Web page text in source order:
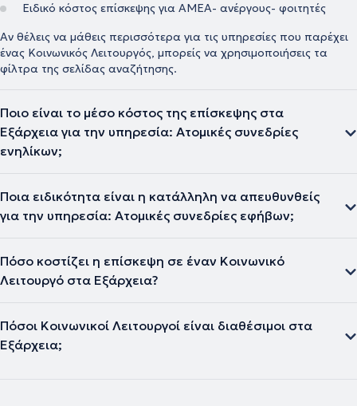
Ειδικό κόστος επίσκεψης για ΑΜΕΑ- ανέργους- φοιτητές
Αν θέλεις να μάθεις περισσότερα για τις υπηρεσίες που παρέχει
ένας Κοινωνικός Λειτουργός, μπορείς να χρησιμοποιήσεις τα
φίλτρα της σελίδας αναζήτησης.
Ποιο είναι το μέσο κόστος της επίσκεψης στα
Εξάρχεια για την υπηρεσία: Ατομικές συνεδρίες
ενηλίκων;
Ποια ειδικότητα είναι η κατάλληλη να απευθυνθείς
για την υπηρεσία: Ατομικές συνεδρίες εφήβων;
Πόσο κοστίζει η επίσκεψη σε έναν Κοινωνικό
Λειτουργό στα Εξάρχεια?
Πόσοι Κοινωνικοί Λειτουργοί είναι διαθέσιμοι στα
Εξάρχεια;